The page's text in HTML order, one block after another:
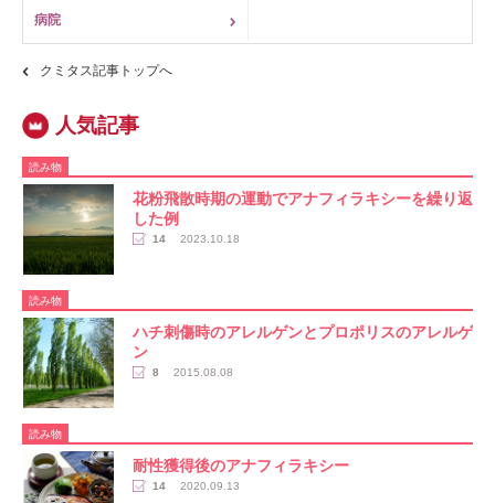
病院
クミタス記事トップへ
読み物
花粉飛散時期の運動でアナフィラキシーを繰り返
した例
14 2023.10.18
読み物
ハチ刺傷時のアレルゲンとプロポリスのアレルゲ
ン
8 2015.08.08
読み物
耐性獲得後のアナフィラキシー
14 2020.09.13